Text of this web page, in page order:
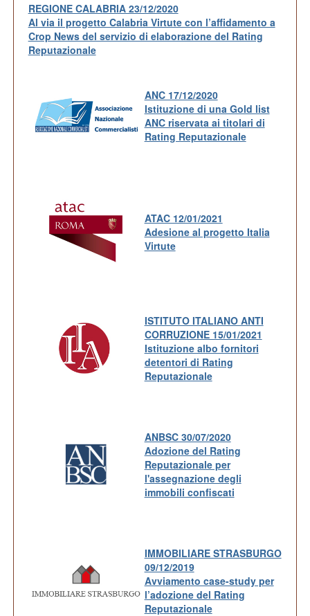
REGIONE CALABRIA 23/12/2020
Al via il progetto Calabria Virtute con l’affidamento a
Crop News del servizio di elaborazione del Rating
Reputazionale
ANC 17/12/2020
Istituzione di una Gold list
ANC riservata ai titolari di
Rating Reputazionale
ATAC 12/01/2021
Adesione al progetto Italia
Virtute
ISTITUTO ITALIANO ANTI
CORRUZIONE 15/01/2021
Istituzione albo fornitori
detentori di Rating
Reputazionale
ANBSC 30/07/2020
Adozione del Rating
Reputazionale per
l'assegnazione degli
immobili confiscati
IMMOBILIARE STRASBURGO
09/12/2019
Avviamento case-study per
l’adozione del Rating
Reputazionale